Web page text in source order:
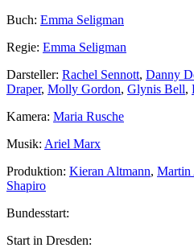
Buch: Emma Seligman
Regie: Emma Seligman
Darsteller: Rachel Sennott, Danny
Draper, Molly Gordon, Glynis Bell,
Kamera: Maria Rusche
Musik: Ariel Marx
Produktion: Kieran Altmann, Martin
Shapiro
Bundesstart:
Start in Dresden: